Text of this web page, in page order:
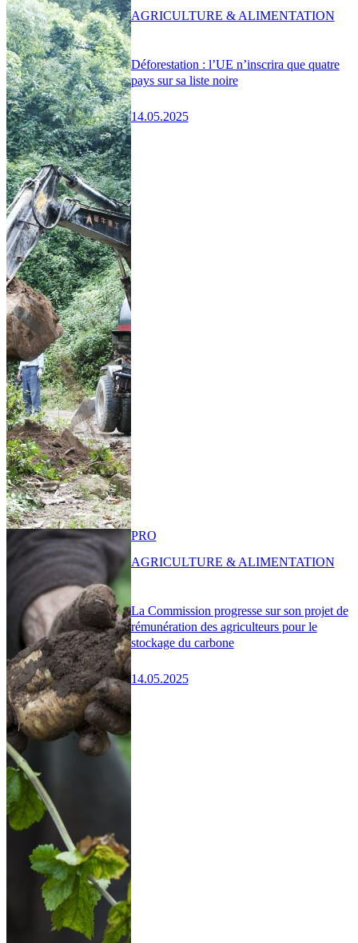
Déforestation : l’UE n’inscrira que quatre
pays sur sa liste noire
14.05.2025
AGRICULTURE & ALIMENTATION
La Commission progresse sur son projet de
rémunération des agriculteurs pour le
stockage du carbone
14.05.2025
PRO
AGRICULTURE & ALIMENTATION